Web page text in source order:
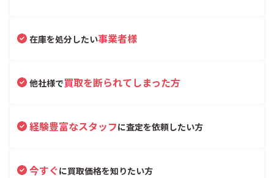
在庫を処分したい事業者様
他社様で買取を断られてしまった方
経験豊富なスタッフに査定を依頼したい方
今すぐに買取価格を知りたい方